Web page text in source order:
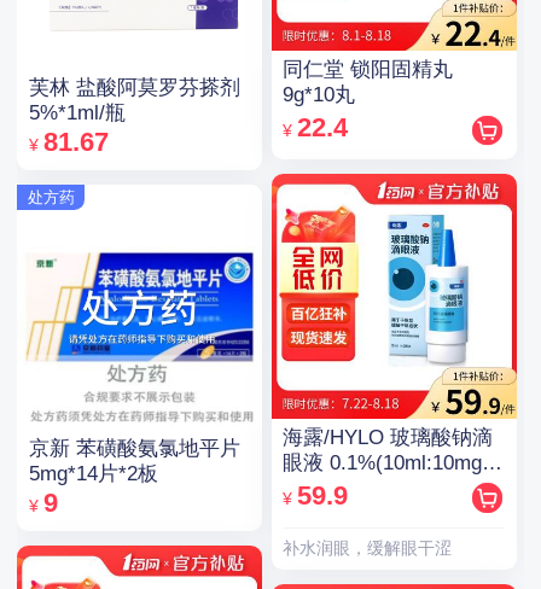
芙林 盐酸阿莫罗芬搽剂
5%*1ml/瓶
¥ 81.67
处方药
京新 苯磺酸氨氯地平片
5mg*14片*2板
¥ 9
同仁堂 锁阳固精丸
9g*10丸
¥ 22.4
海露/HYLO 玻璃酸钠滴
眼液 0.1%(10ml:10mg)/
支(OTC)
¥ 59.9
补水润眼，缓解眼干涩